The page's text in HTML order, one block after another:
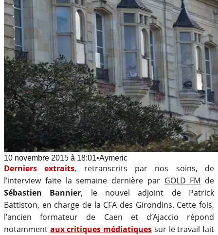
10 novembre 2015 à 18:01•Aymeric
Derniers extraits, retranscrits par nos soins, de
l’interview faite la semaine dernière par GOLD FM de
Sébastien Bannier, le nouvel adjoint de Patrick
Battiston, en charge de la CFA des Girondins. Cette fois,
l’ancien formateur de Caen et d’Ajaccio répond
notamment aux critiques médiatiques sur le travail fait